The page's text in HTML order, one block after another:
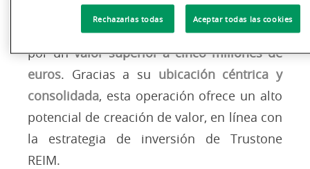
total aproximada de 2.600 m². La operación
se ha cerrado con vendedores privados,
por unvalor superior a cinco millones de
euros. Gracias a su ubicación céntrica y
consolidada, esta operación ofrece un alto
potencial de creación de valor, en línea con
la estrategia de inversión de Trustone
REIM.
Rechazarlas todas Aceptar todas las cookies